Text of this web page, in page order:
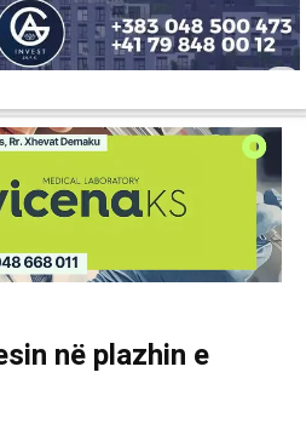
në plazhin e